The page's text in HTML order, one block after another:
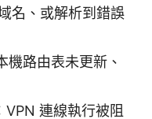
名、或解析到錯誤
機路由表未更新、
VPN 連線執行被阻